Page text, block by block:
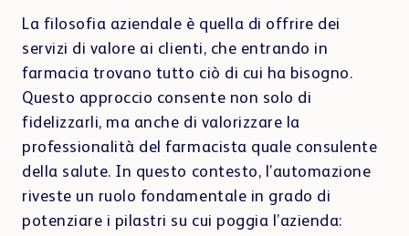
Customer Portal
Centro di apprendimento
La filosofia aziendale è quella di offrire dei
servizi di valore ai clienti, che entrando in
farmacia trovano tutto ciò di cui ha bisogno.
Questo approccio consente non solo di
fidelizzarli, ma anche di valorizzare la
professionalità del farmacista quale consulente
della salute. In questo contesto, l’automazione
riveste un ruolo fondamentale in grado di
potenziare i pilastri su cui poggia l’azienda: